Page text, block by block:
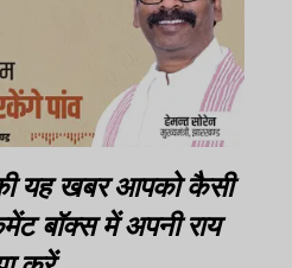
यह खबर आपको कैसी
बॉक्स में अपनी राय